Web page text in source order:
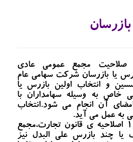
صلاحیت مجمع عمومی عادی
یا بازرسان شرکت سهامی عام
و انتخاب اولین بازرس یا
خاص به وسیله سهامداران با
آن انجام می شود.انتخاب
به عمل می آید.
به موجب ماده ی 146 اصلاحیه ی قانون تجارت،مجمع
یا چند بازرس علی البدل نیز